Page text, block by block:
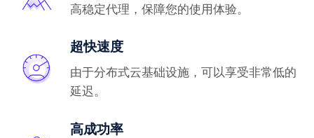
高稳定代理，保障您的使用体验。
超快速度
由于分布式云基础设施，可以享受非常低的
延迟。
高成功率